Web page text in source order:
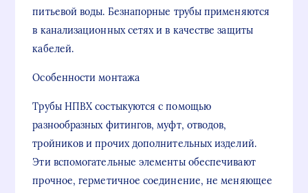
питьевой воды. Безнапорные трубы применяются
в канализационных сетях и в качестве защиты
кабелей.
Особенности монтажа
Трубы НПВХ состыкуются с помощью
разнообразных фитингов, муфт, отводов,
тройников и прочих дополнительных изделий.
Эти вспомогательные элементы обеспечивают
прочное, герметичное соединение, не меняющее